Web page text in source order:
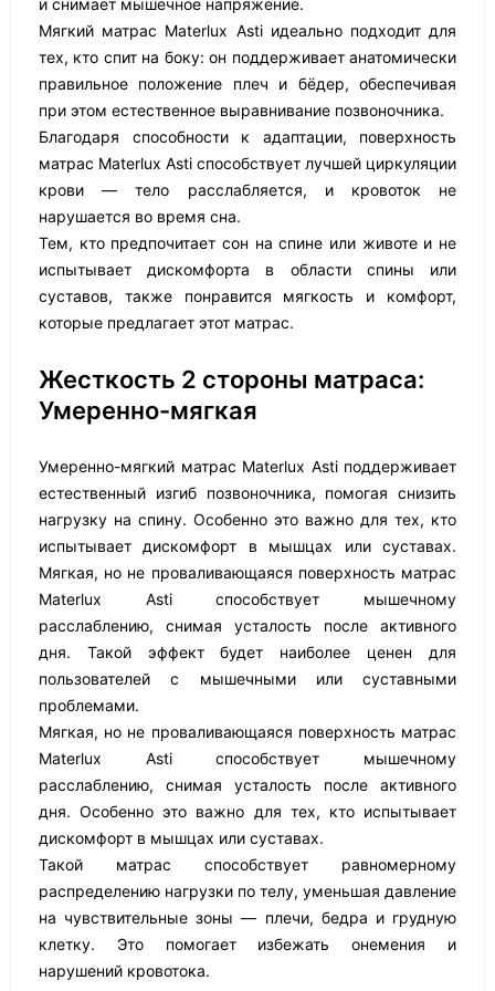
и снимает мышечное напряжение.
Мягкий матрас Materlux Asti идеально подходит для
тех, кто спит на боку: он поддерживает анатомически
правильное положение плеч и бёдер, обеспечивая
при этом естественное выравнивание позвоночника.
Благодаря способности к адаптации, поверхность
матрас Materlux Asti способствует лучшей циркуляции
крови — тело расслабляется, и кровоток не
нарушается во время сна.
Тем, кто предпочитает сон на спине или животе и не
испытывает дискомфорта в области спины или
суставов, также понравится мягкость и комфорт,
которые предлагает этот матрас.
Жесткость 2 стороны матраса:
Умеренно-мягкая
Умеренно-мягкий матрас Materlux Asti поддерживает
естественный изгиб позвоночника, помогая снизить
нагрузку на спину. Особенно это важно для тех, кто
испытывает дискомфорт в мышцах или суставах.
Мягкая, но не проваливающаяся поверхность матрас
Materlux Asti способствует мышечному
расслаблению, снимая усталость после активного
дня. Такой эффект будет наиболее ценен для
пользователей с мышечными или суставными
проблемами.
Мягкая, но не проваливающаяся поверхность матрас
Materlux Asti способствует мышечному
расслаблению, снимая усталость после активного
дня. Особенно это важно для тех, кто испытывает
дискомфорт в мышцах или суставах.
Такой матрас способствует равномерному
распределению нагрузки по телу, уменьшая давление
на чувствительные зоны — плечи, бедра и грудную
клетку. Это помогает избежать онемения и
нарушений кровотока.